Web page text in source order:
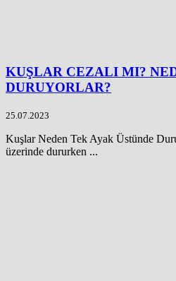
KUŞLAR CEZALI MI?
DURUYORLAR?
25.07.2023
Kuşlar Neden Tek Ayak Üstünde
üzerinde dururken ...